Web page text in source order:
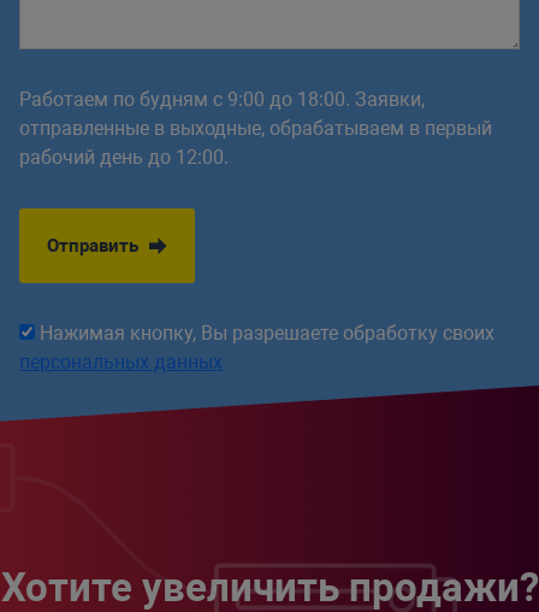
Работаем по будням с 9:00 до 18:00. Заявки,
отправленные в выходные, обрабатываем в первый
рабочий день до 12:00.
Отправить
Нажимая кнопку, Вы разрешаете обработку своих
персональных данных
Хотите увеличить продажи?